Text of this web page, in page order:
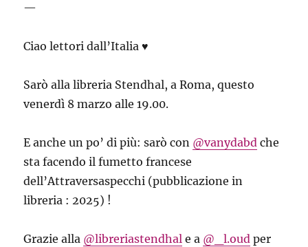
—
Ciao lettori dall’Italia ♥
Sarò alla libreria Stendhal, a Roma, questo
venerdì 8 marzo alle 19.00.
E anche un po’ di più: sarò con @vanydabd che
sta facendo il fumetto francese
dell’Attraversaspecchi (pubblicazione in
libreria : 2025) !
Grazie alla @libreriastendhal e a @_l.oud per